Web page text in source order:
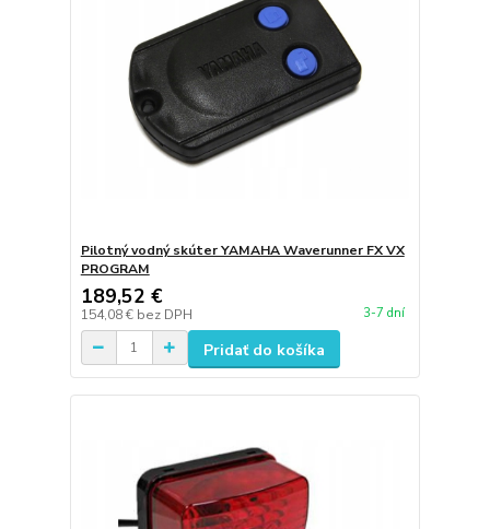
Pilotný vodný skúter YAMAHA Waverunner FX VX
PROGRAM
189,52 €
154,08 € bez DPH 3-7 dní
Pridať do košíka